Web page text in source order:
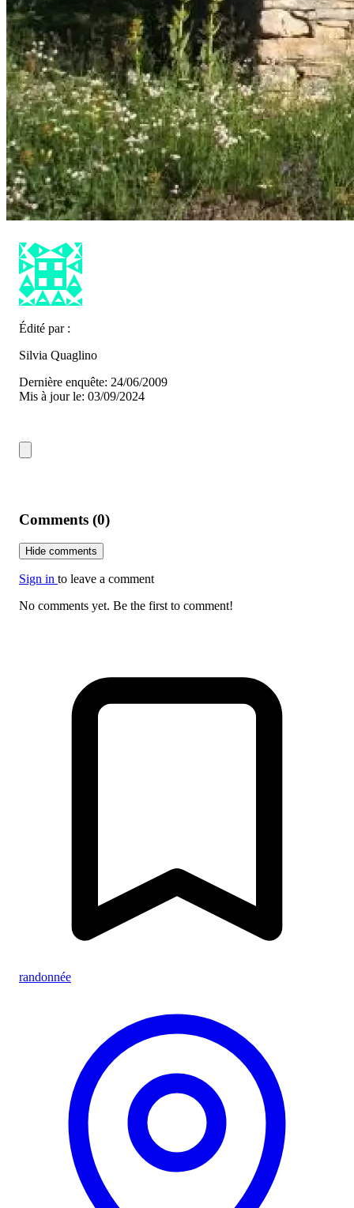
Édité par :
Silvia Quaglino
Dernière enquête: 24/06/2009
Mis à jour le: 03/09/2024
Comments (0)
Hide comments
Sign in to leave a comment
No comments yet. Be the first to comment!
randonnée